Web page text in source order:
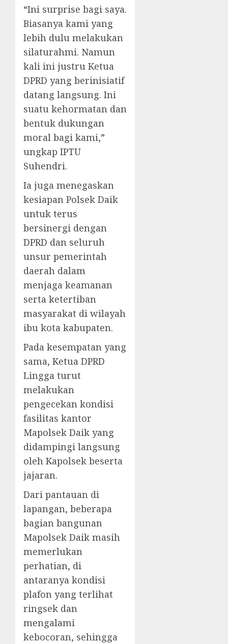
“Ini surprise bagi saya.
Biasanya kami yang
lebih dulu melakukan
silaturahmi. Namun
kali ini justru Ketua
DPRD yang berinisiatif
datang langsung. Ini
suatu kehormatan dan
bentuk dukungan
moral bagi kami,”
ungkap IPTU
Suhendri.
Ia juga menegaskan
kesiapan Polsek Daik
untuk terus
bersinergi dengan
DPRD dan seluruh
unsur pemerintah
daerah dalam
menjaga keamanan
serta ketertiban
masyarakat di wilayah
ibu kota kabupaten.
Pada kesempatan yang
sama, Ketua DPRD
Lingga turut
melakukan
pengecekan kondisi
fasilitas kantor
Mapolsek Daik yang
didampingi langsung
oleh Kapolsek beserta
jajaran.
Dari pantauan di
lapangan, beberapa
bagian bangunan
Mapolsek Daik masih
memerlukan
perhatian, di
antaranya kondisi
plafon yang terlihat
ringsek dan
mengalami
kebocoran, sehingga